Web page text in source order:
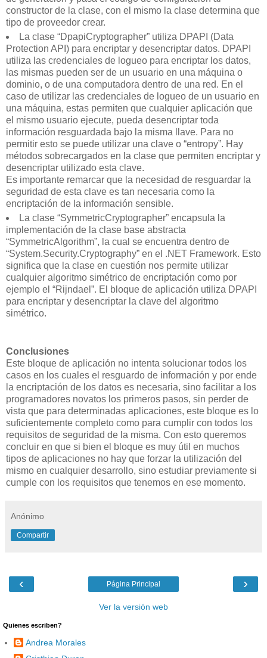
constructor de la clase, con el mismo la clase determina que
tipo de proveedor crear.
La clase “DpapiCryptographer” utiliza DPAPI (Data
Protection API) para encriptar y desencriptar datos. DPAPI
utiliza las credenciales de logueo para encriptar los datos,
las mismas pueden ser de un usuario en una máquina o
dominio, o de una computadora dentro de una red. En el
caso de utilizar las credenciales de logueo de un usuario en
una máquina, estas permiten que cualquier aplicación que
el mismo usuario ejecute, pueda desencriptar toda
información resguardada bajo la misma llave. Para no
permitir esto se puede utilizar una clave o “entropy”. Hay
métodos sobrecargados en la clase que permiten encriptar y
desencriptar utilizado esta clave.
Es importante remarcar que la necesidad de resguardar la
seguridad de esta clave es tan necesaria como la
encriptación de la información sensible.
La clase “SymmetricCryptographer” encapsula la
implementación de la clase base abstracta
“SymmetricAlgorithm”, la cual se encuentra dentro de
“System.Security.Cryptography” en el .NET Framework. Esto
significa que la clase en cuestión nos permite utilizar
cualquier algoritmo simétrico de encriptación como por
ejemplo el “Rijndael”. El bloque de aplicación utiliza DPAPI
para encriptar y desencriptar la clave del algoritmo
simétrico.
Conclusiones
Este bloque de aplicación no intenta solucionar todos los
casos en los cuales el resguardo de información y por ende
la encriptación de los datos es necesaria, sino facilitar a los
programadores novatos los primeros pasos, sin perder de
vista que para determinadas aplicaciones, este bloque es lo
suficientemente completo como para cumplir con todos los
requisitos de seguridad de la misma. Con esto queremos
concluir en que si bien el bloque es muy útil en muchos
tipos de aplicaciones no hay que forzar la utilización del
mismo en cualquier desarrollo, sino estudiar previamente si
cumple con los requisitos que tenemos en ese momento.
Anónimo
Compartir
‹ ›
Página Principal
Ver la versión web
Quienes escriben?
Andrea Morales